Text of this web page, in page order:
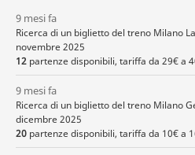
9 mesi fa
Ricerca di un biglietto del treno Milano
novembre 2025
12 partenze disponibili, tariffa da 29€ a
9 mesi fa
Ricerca di un biglietto del treno Milano
dicembre 2025
20 partenze disponibili, tariffa da 10€ a